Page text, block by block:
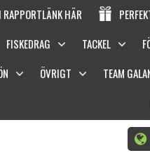
HÄR
FISKEDRAG TACKEL
ÖVRIGT
TEAM